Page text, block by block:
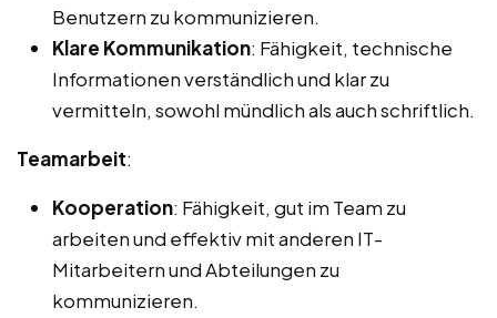
Benutzern zu kommunizieren.
Klare Kommunikation: Fähigkeit, technische
Informationen verständlich und klar zu
vermitteln, sowohl mündlich als auch schriftlich.
Teamarbeit:
Kooperation: Fähigkeit, gut im Team zu
arbeiten und effektiv mit anderen IT-
Mitarbeitern und Abteilungen zu
kommunizieren.